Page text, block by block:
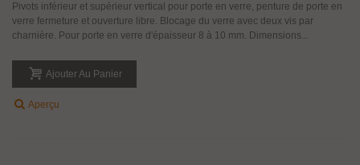
Pivots inférieur et supérieur vertical pour porte en verre, penture de porte en
verre fermeture et ouverture libre. Blocage du verre avec deux vis par
charnière. Pour porte en verre d'épaisseur 8 à 10 mm. Dimensions...
Ajouter Au Panier
Aperçu